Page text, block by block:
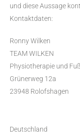
und diese Aussage
Kontaktdaten:
Ronny Wilken
TEAM WILKEN
Physiotherapie und
Grünerweg 12a
23948 Rolofshagen
Deutschland